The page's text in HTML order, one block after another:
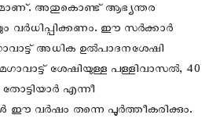
അതുകൊണ്ട്‌ ആഭ്യന്തര
വർധിപ്പിക്കണം. ഈ സർക്കാർ
അധിക ഉൽപാദനശേഷി
ശേഷിയുള്ള പള്ളിവാസൽ, 40
എന്നീ
ഈ വർഷം തന്നെ പൂർത്തീകരിക്കും.